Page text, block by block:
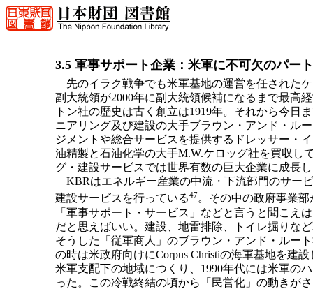
3.5 軍事サポート企業：米軍に不可欠のパー
先のイラク戦争でも米軍基地の運営を任された
副大統領が2000年に副大統領候補になるまで最高
トン社の歴史は古く創立は1919年。それから今日
ニアリング及び建設の大手ブラウン・アンド・ル
ジメントや総合サービスを提供するドレッサー・
油精製と石油化学の大手M.W.ケロッグ社を買収し
グ・建設サービスでは世界有数の巨大企業に成長
KBRはエネルギー産業の中流・下流部門のサー
建設サービスを行っている47。その中の政府事業
「軍事サポート・サービス」などと言うと聞こえ
だと思えばいい。建設、地雷排除、トイレ掘りな
そうした「従軍商人」のブラウン・アンド・ルー
の時は米政府向けにCorpus Christiの海軍基地を建
米軍支配下の地域につくり、1990年代には米軍の
った。この冷戦終結の頃から「民営化」の動きが